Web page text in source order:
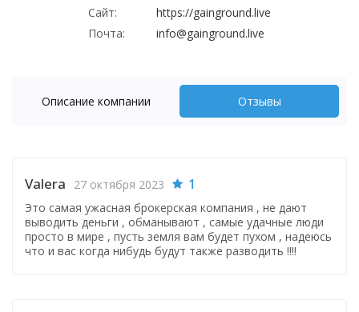
Сайт:
https://gainground.live
Почта:
info@gainground.live
Описание компании Отзывы
Valera 27 октября 2023 1
Это самая ужасная брокерская компания , не дают
выводить деньги , обманывают , самые удачные люди
просто в мире , пусть земля вам будет пухом , надеюсь
что и вас когда нибудь будут также разводить !!!!